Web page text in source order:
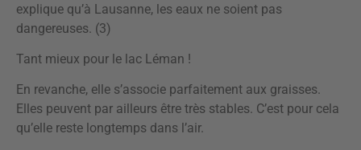
explique qu’à Lausanne, les eaux ne soient pas
dangereuses. (3)
Tant mieux pour le lac Léman !
En revanche, elle s’associe parfaitement aux graisses.
Elles peuvent par ailleurs être très stables. C’est pour cela
qu’elle reste longtemps dans l’air.